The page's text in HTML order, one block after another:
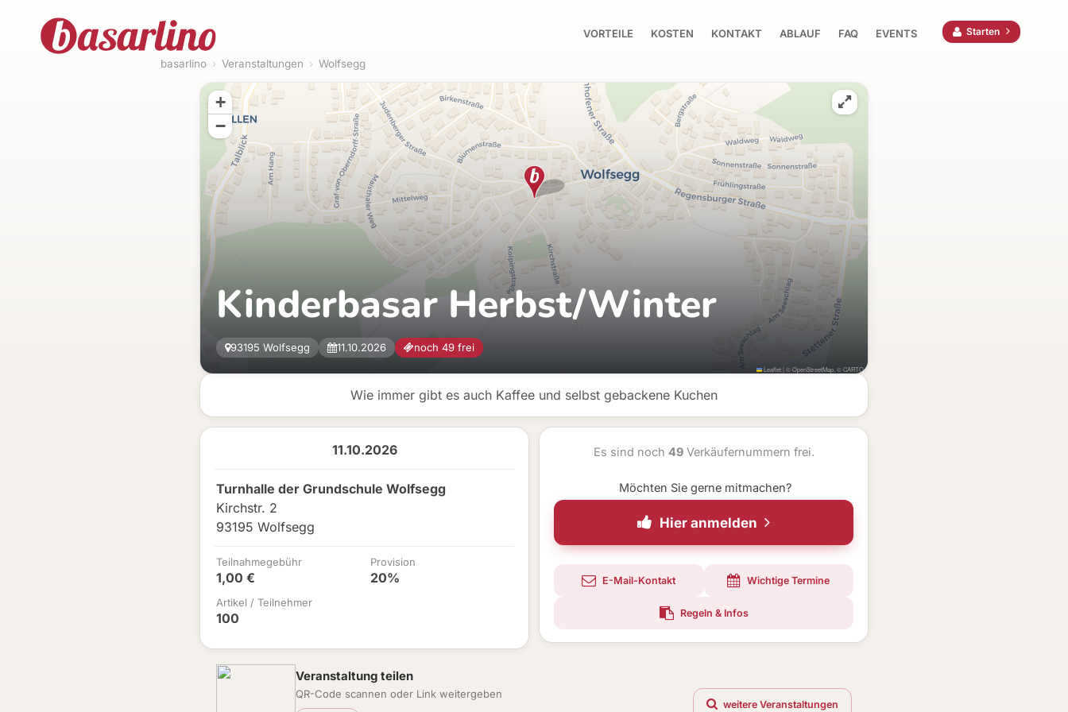
VORTEILE KOSTEN KONTAKT ABLAUF FAQ EVENTS Starten
basarlino › Veranstaltungen › Wolfsegg
Wie immer gibt es auch Kaffee und selbst gebackene Kuchen
11.10.2026
Turnhalle der Grundschule Wolfsegg
Kirchstr. 2
93195 Wolfsegg
Teilnahmegebühr
1,00 €
Provision
20%
Artikel / Teilnehmer
100
Es sind noch 49Verkäufernummern frei.
Möchten Sie gerne mitmachen?
Hier anmelden
E-Mail-Kontakt Wichtige Termine
Regeln & Infos
Kinderbasar Herbst/Winter
93195 Wolfsegg 11.10.2026 noch 49 frei
+
−
Leaflet| ©OpenStreetMap , ©CARTO
Veranstaltung teilen
QR-Code scannen oder Link weitergeben
weitere Veranstaltungen